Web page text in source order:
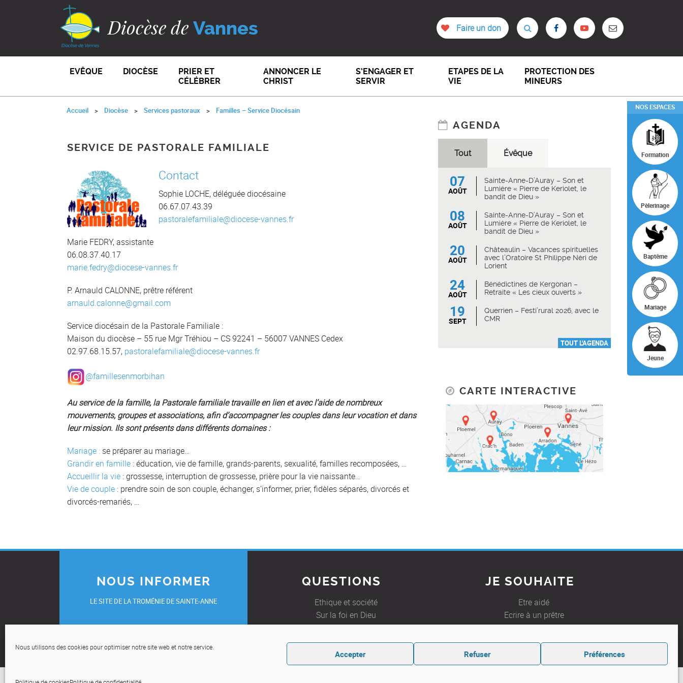
Nous utilisons des cookies pour optimiser notre site web et notre service.
Accepter Refuser Préférences
Diocèse de Vannes Faire un don
EVÊQUE DIOCÈSE
PRIER ET
CÉLÉBRER
ANNONCER LE
CHRIST
S’ENGAGER ET
SERVIR
ETAPES DE LA
VIE
PROTECTION DES
MINEURS
NOS ESPACES
Formation
Pèlerinage
Baptême
Mariage
Jeune
Accueil Diocèse Services pastoraux Familles – Service Diocésain
SERVICE DE PASTORALE FAMILIALE
Contact
Sophie LOCHE, déléguée diocésaine
06.67.07.43.39
pastoralefamiliale@diocese-vannes.fr
Marie FEDRY, assistante
06.08.37.40.17
marie.fedry@diocese-vannes.fr
P. Arnauld CALONNE, prêtre référent
arnauld.calonne@gmail.com
Service diocésain de la Pastorale Familiale :
Maison du diocèse – 55 rue Mgr Tréhiou – CS 92241 – 56007 VANNES Cedex
02.97.68.15.57, pastoralefamiliale@diocese-vannes.fr
@famillesenmorbihan
Au service de la famille, la Pastorale familiale travaille en lien et avec l’aide de nombreux
mouvements, groupes et associations, afin d’accompagner les couples dans leur vocation et dans
leur mission. Ils sont présents dans différents domaines :
Mariage : se préparer au mariage…
Grandir en famille : éducation, vie de famille, grands-parents, sexualité, familles recomposées, …
Accueillir la vie : grossesse, interruption de grossesse, prière pour la vie naissante…
Vie de couple : prendre soin de son couple, échanger, s’informer, prier, fidèles séparés, divorcés et
divorcés-remariés, …
AGENDA
Tout Évêque
07
AOÛT
Sainte-Anne-D’Auray – Son et
Lumière « Pierre de Keriolet, le
bandit de Dieu »
08
AOÛT
Sainte-Anne-D’Auray – Son et
Lumière « Pierre de Keriolet, le
bandit de Dieu »
20
AOÛT
Châteaulin – Vacances spirituelles
avec l’Oratoire St Philippe Néri de
Lorient
24
AOÛT
Bénédictines de Kergonan –
Retraite « Les cieux ouverts »
19
SEPT
Querrien – Festi’rural 2026, avec le
CMR
TOUT L'AGENDA
CARTE INTERACTIVE
NOUS INFORMER
LE SITE DE LA TROMÉNIE DE SAINTE-ANNE
COMMUNIQUEZ-NOUS VOS INFOS
QUESTIONS
Ethique et société
Sur la foi en Dieu
Foire Aux Questions
JE SOUHAITE
Etre aidé
Ecrire à un prêtre